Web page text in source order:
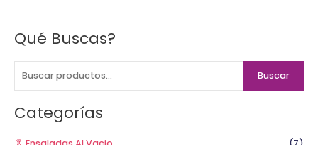
Qué Buscas?
B
c
a
p
Buscar
Categorías